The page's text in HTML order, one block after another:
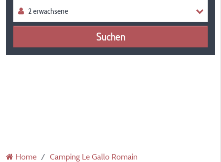
Suchen
Home
Camping Le Gallo Romain